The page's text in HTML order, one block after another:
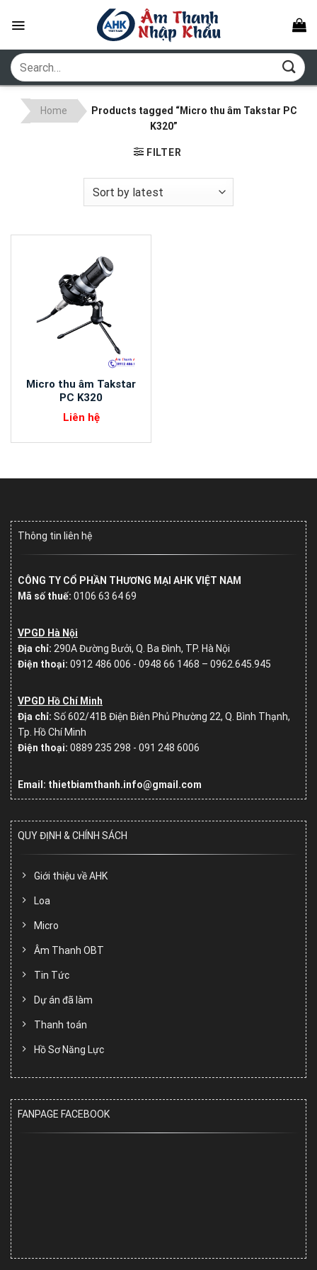
Search
for:
Home
Products tagged “Micro thu âm Takstar PC
K320”
FILTER
Micro thu âm Takstar
PC K320
Liên hệ
Thông tin liên hệ
CÔNG TY CỔ PHẦN THƯƠNG MẠI AHK VIỆT NAM
Mã số thuế: 0106 63 64 69
VPGD Hà Nội
Địa chỉ: 290A Đường Bưởi, Q. Ba Đình, TP. Hà Nội
Điện thoại: 0912 486 006 - 0948 66 1468 – 0962.645.945
VPGD Hồ Chí Minh
Địa chỉ: Số602/41B Điện Biên Phủ Phường 22, Q. Bình Thạnh,
Tp. Hồ Chí Minh
Điện thoại: 0889 235 298 - 091 248 6006
Email: thietbiamthanh.info@gmail.com
QUY ĐỊNH & CHÍNH SÁCH
Giới thiệu về AHK
Loa
Micro
Âm Thanh OBT
Tin Tức
Dự án đã làm
Thanh toán
Hồ Sơ Năng Lực
FANPAGE FACEBOOK